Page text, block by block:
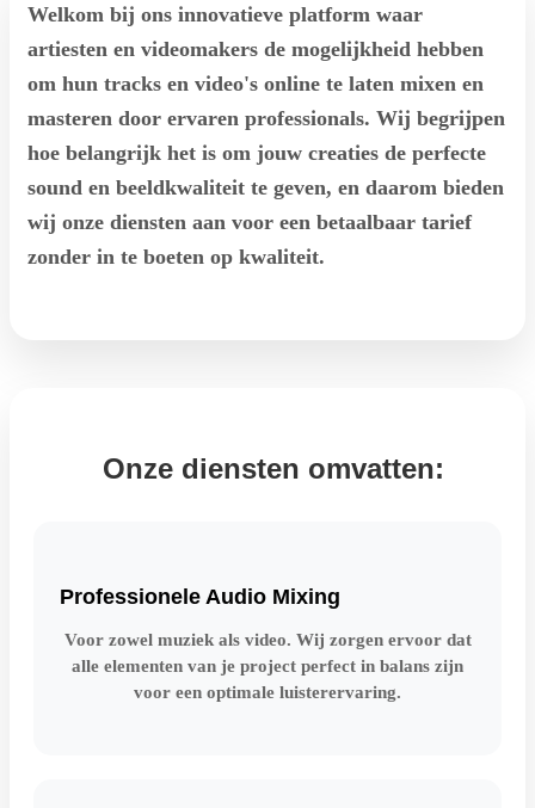
Welkom bij ons innovatieve platform waar
artiesten en videomakers de mogelijkheid hebben
om hun tracks en video's online te laten mixen en
masteren door ervaren professionals. Wij begrijpen
hoe belangrijk het is om jouw creaties de perfecte
sound en beeldkwaliteit te geven, en daarom bieden
wij onze diensten aan voor een betaalbaar tarief
zonder in te boeten op kwaliteit.
Onze diensten omvatten:
Professionele Audio Mixing
Voor zowel muziek als video. Wij zorgen ervoor dat
alle elementen van je project perfect in balans zijn
voor een optimale luisterervaring.